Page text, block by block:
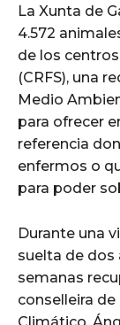
La Xunta de
4.572
de los
(CRFS), una
Medio
para ofrecer
referencia
enfermos o
para poder
Durante una
suelta de dos
semanas
conselleira